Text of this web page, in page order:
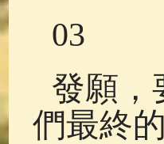
03
發願，
們最終